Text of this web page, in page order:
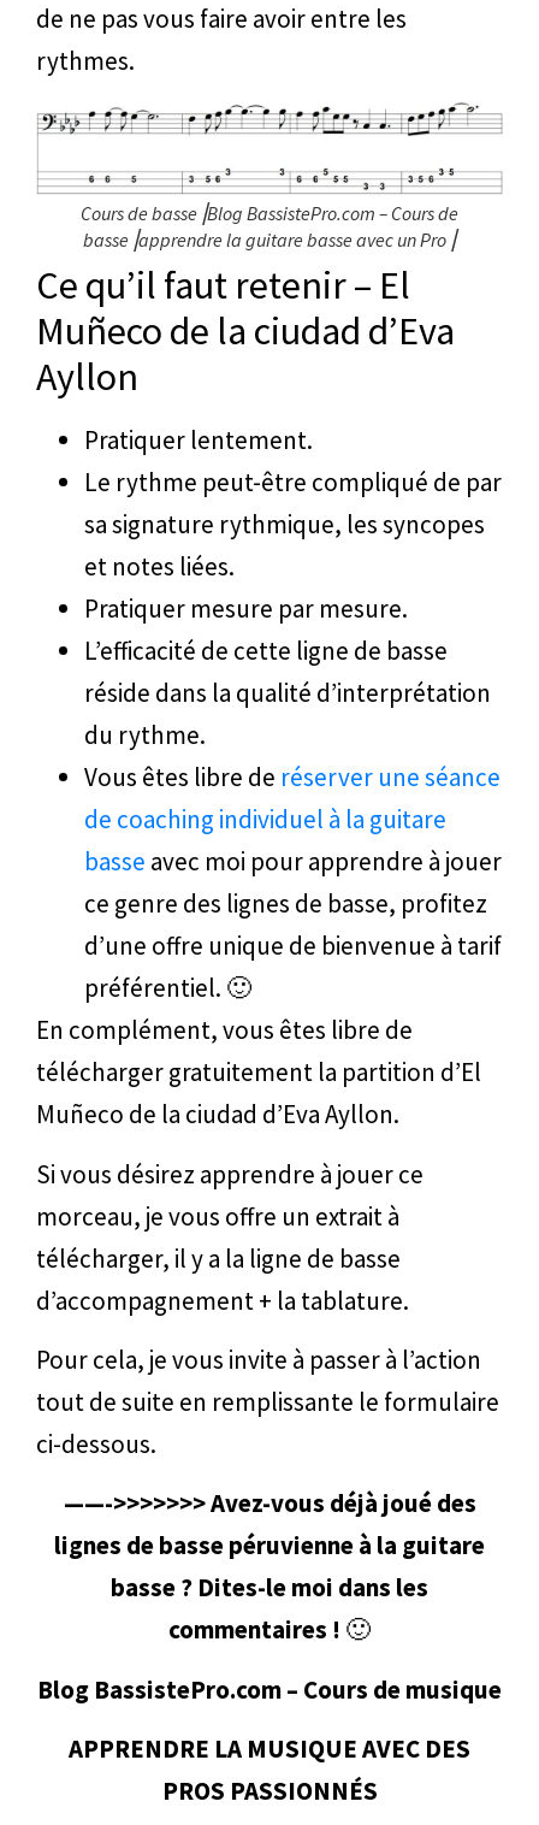
de ne pas vous faire avoir entre les
rythmes.
Cours de basse⎥Blog BassistePro.com – Cours de
basse⎥apprendre la guitare basse avec un Pro⎥
Ce qu’il faut retenir – El
Muñeco de la ciudad d’Eva
Ayllon
Pratiquer lentement.
Le rythme peut-être compliqué de par
sa signature rythmique, les syncopes
et notes liées.
Pratiquer mesure par mesure.
L’efficacité de cette ligne de basse
réside dans la qualité d’interprétation
du rythme.
Vous êtes libre de réserver une séance
de coaching individuel à la guitare
basse avec moi pour apprendre à jouer
ce genre des lignes de basse, profitez
d’une offre unique de bienvenue à tarif
préférentiel. 🙂
En complément, vous êtes libre de
télécharger gratuitement la partition d’El
Muñeco de la ciudad d’Eva Ayllon.
Si vous désirez apprendre à jouer ce
morceau, je vous offre un extrait à
télécharger, il y a la ligne de basse
d’accompagnement + la tablature.
Pour cela, je vous invite à passer à l’action
tout de suite en remplissante le formulaire
ci-dessous.
——->>>>>>> Avez-vous déjà joué des
lignes de basse péruvienne à la guitare
basse ? Dites-le moi dans les
commentaires ! 🙂
Blog BassistePro.com – Cours de musique
APPRENDRE LA MUSIQUE AVEC DES
PROS PASSIONNÉS